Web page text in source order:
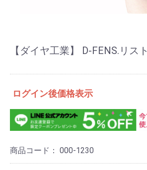
【ダイヤ工業】 D-FENS.リスト
ログイン後価格表示
商品コード： 000-1230